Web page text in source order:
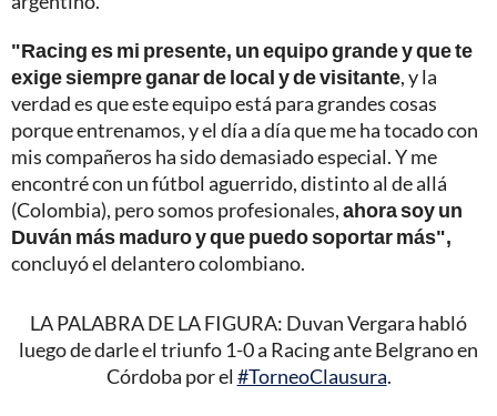
"Racing es mi presente, un equipo grande y que te
exige siempre ganar de local y de visitante, y la
verdad es que este equipo está para grandes cosas
porque entrenamos, y el día a día que me ha tocado con
mis compañeros ha sido demasiado especial. Y me
encontré con un fútbol aguerrido, distinto al de allá
(Colombia), pero somos profesionales,ahora soy un
Duván más maduro y que puedo soportar más",
concluyó el delantero colombiano.
LA PALABRA DE LA FIGURA: Duvan Vergara habló
luego de darle el triunfo 1-0 a Racing ante Belgrano en
Córdoba por el #TorneoClausura.